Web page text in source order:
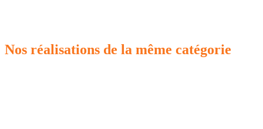
Nos réalisations de la même catégorie